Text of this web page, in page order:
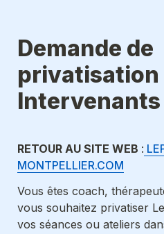
Demande de
privatisation
Intervenants
RETOUR AU SITE WEB :
MONTPELLIER.COM
Vous êtes coach,
vous souhaitez privatiser
vos séances ou ateliers